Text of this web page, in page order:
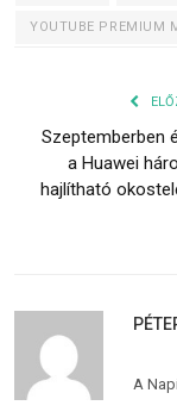
YOUTUBE PREMIUM
Szeptemberben
a Huawei
hajlítható
A